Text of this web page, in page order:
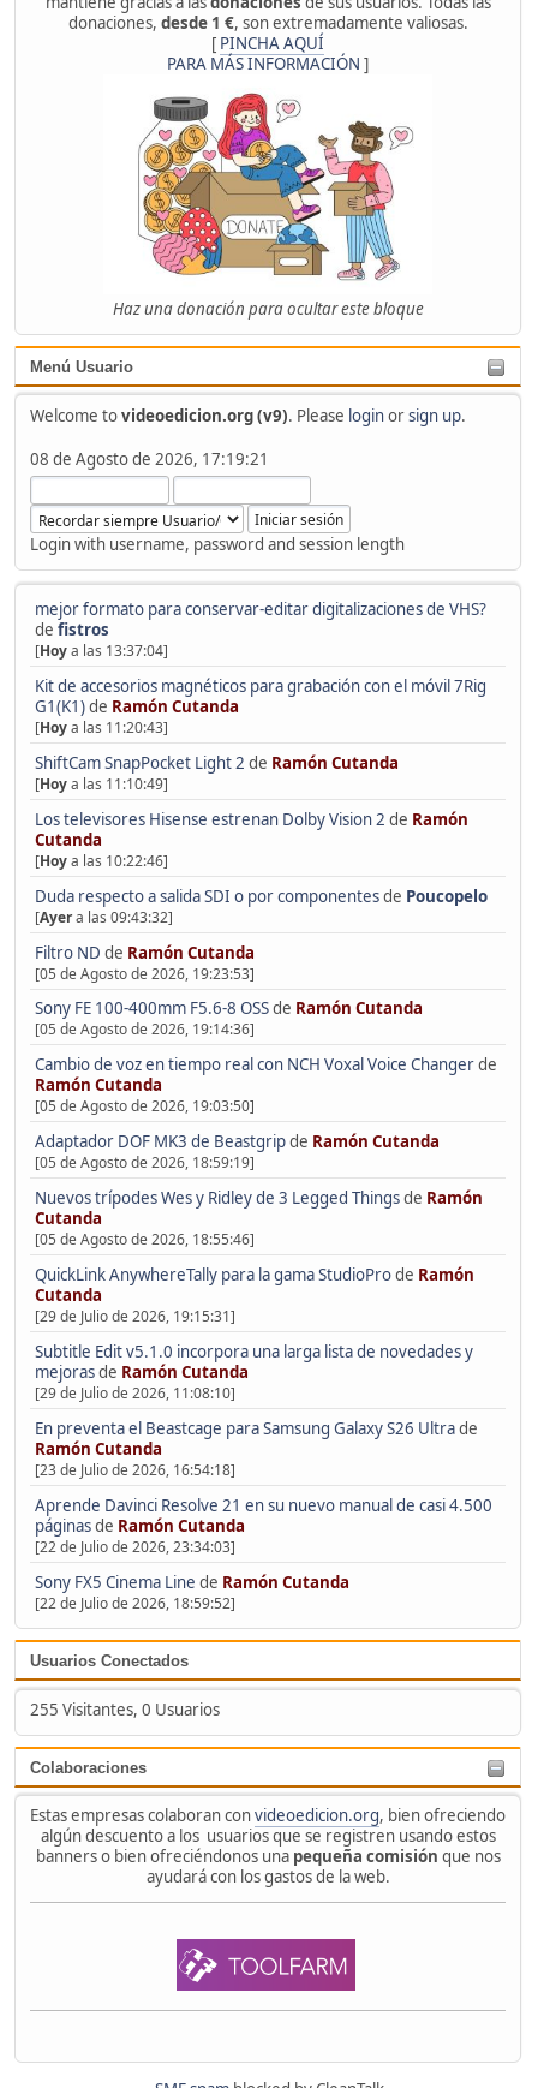
donaciones, desde 1 €, son extremadamente valiosas.
[ PINCHA AQUÍ
PARA MÁS INFORMACIÓN ]
Haz una donación para ocultar este bloque
Menú Usuario
Welcome tovideoedicion.org (v9). Please loginorsign up.
08 de Agosto de 2026, 17:19:21
Login with username, password and session length
mejor formato para conservar-editar digitalizaciones de VHS?
de fistros
[Hoya las 13:37:04]
Kit de accesorios magnéticos para grabación con el móvil 7Rig
G1(K1)de Ramón Cutanda
[Hoya las 11:20:43]
ShiftCam SnapPocket Light 2 de Ramón Cutanda
[Hoya las 11:10:49]
Los televisores Hisense estrenan Dolby Vision 2 de Ramón
Cutanda
[Hoya las 10:22:46]
Duda respecto a salida SDI o por componentesde Poucopelo
[Ayera las 09:43:32]
Filtro ND de Ramón Cutanda
[05 de Agosto de 2026, 19:23:53]
Sony FE 100-400mm F5.6-8 OSSde Ramón Cutanda
[05 de Agosto de 2026, 19:14:36]
Cambio de voz en tiempo real con NCH Voxal Voice Changerde
Ramón Cutanda
[05 de Agosto de 2026, 19:03:50]
Adaptador DOF MK3 de Beastgripde Ramón Cutanda
[05 de Agosto de 2026, 18:59:19]
Nuevos trípodes Wes y Ridley de 3 Legged Thingsde Ramón
Cutanda
[05 de Agosto de 2026, 18:55:46]
QuickLink AnywhereTally para la gama StudioProde Ramón
Cutanda
[29 de Julio de 2026, 19:15:31]
Subtitle Edit v5.1.0 incorpora una larga lista de novedades y
mejorasde Ramón Cutanda
[29 de Julio de 2026, 11:08:10]
En preventa el Beastcage para Samsung Galaxy S26 Ultrade
Ramón Cutanda
[23 de Julio de 2026, 16:54:18]
Aprende Davinci Resolve 21 en su nuevo manual de casi 4.500
páginasde Ramón Cutanda
[22 de Julio de 2026, 23:34:03]
Sony FX5 Cinema Line de Ramón Cutanda
[22 de Julio de 2026, 18:59:52]
Usuarios Conectados
255 Visitantes, 0 Usuarios
Colaboraciones
Estas empresas colaboran convideoedicion.org, bien ofreciendo
algún descuento a los usuarios que se registren usando estos
banners o bien ofreciéndonos una pequeña comisión que nos
ayudará con los gastos de la web.